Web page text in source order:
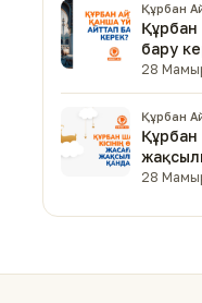
Құрбан
Құрбан
бару
28
Құрбан
Құрбан
28